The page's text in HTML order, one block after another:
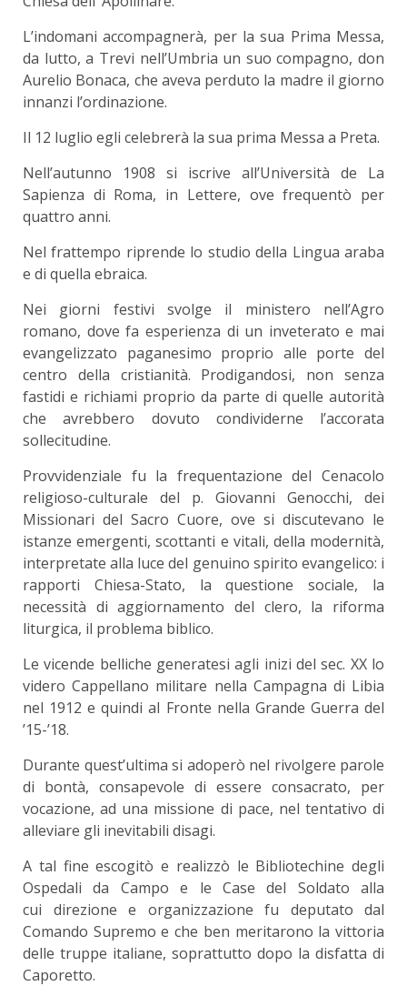
L’indomani accompagnerà, per la sua Prima Messa,
da lutto, a Trevi nell’Umbria un suo compagno, don
Aurelio Bonaca, che aveva perduto la madre il giorno
innanzi l’ordinazione.
Il 12 luglio egli celebrerà la sua prima Messa a Preta.
Nell’autunno 1908 si iscrive all’Università de La
Sapienza di Roma, in Lettere, ove frequentò per
quattro anni.
Nel frattempo riprende lo studio della Lingua araba
e di quella ebraica.
Nei giorni festivi svolge il ministero nell’Agro
romano, dove fa esperienza di un inveterato e mai
evangelizzato paganesimo proprio alle porte del
centro della cristianità. Prodigandosi, non senza
fastidi e richiami proprio da parte di quelle autorità
che avrebbero dovuto condividerne l’accorata
sollecitudine.
Provvidenziale fu la frequentazione del Cenacolo
religioso-culturale del p. Giovanni Genocchi, dei
Missionari del Sacro Cuore, ove si discutevano le
istanze emergenti, scottanti e vitali, della modernità,
interpretate alla luce del genuino spirito evangelico: i
rapporti Chiesa-Stato, la questione sociale, la
necessità di aggiornamento del clero, la riforma
liturgica, il problema biblico.
Le vicende belliche generatesi agli inizi del sec. XX lo
videro Cappellano militare nella Campagna di Libia
nel 1912 e quindi al Fronte nella Grande Guerra del
’15-’18.
Durante quest’ultima si adoperò nel rivolgere parole
di bontà, consapevole di essere consacrato, per
vocazione, ad una missione di pace, nel tentativo di
alleviare gli inevitabili disagi.
A tal fine escogitò e realizzò le Bibliotechine degli
Ospedali da Campo e le Case del Soldato alla
cui direzione e organizzazione fu deputato dal
Comando Supremo e che ben meritarono la vittoria
delle truppe italiane, soprattutto dopo la disfatta di
Caporetto.